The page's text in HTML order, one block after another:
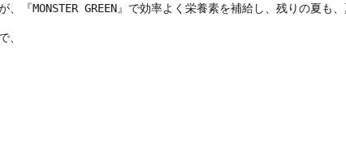
『MONSTER GREEN』で効率よく栄養素を補給し、残りの夏も
、